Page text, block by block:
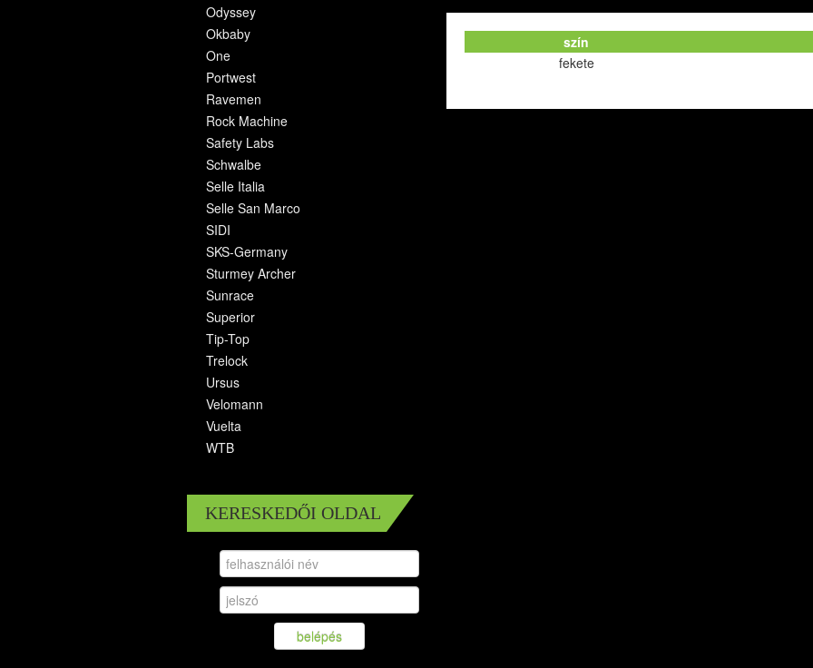
Odyssey
Okbaby
One
Portwest
Ravemen
Rock Machine
Safety Labs
Schwalbe
Selle Italia
Selle San Marco
SIDI
SKS-Germany
Sturmey Archer
Sunrace
Superior
Tip-Top
Trelock
Ursus
Velomann
Vuelta
WTB
KERESKEDŐI OLDAL
belépés
szín
fekete